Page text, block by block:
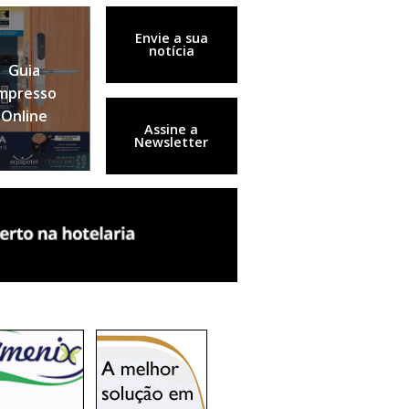
Guia
Online
Envie a sua
notícia
Assine a
Newsletter